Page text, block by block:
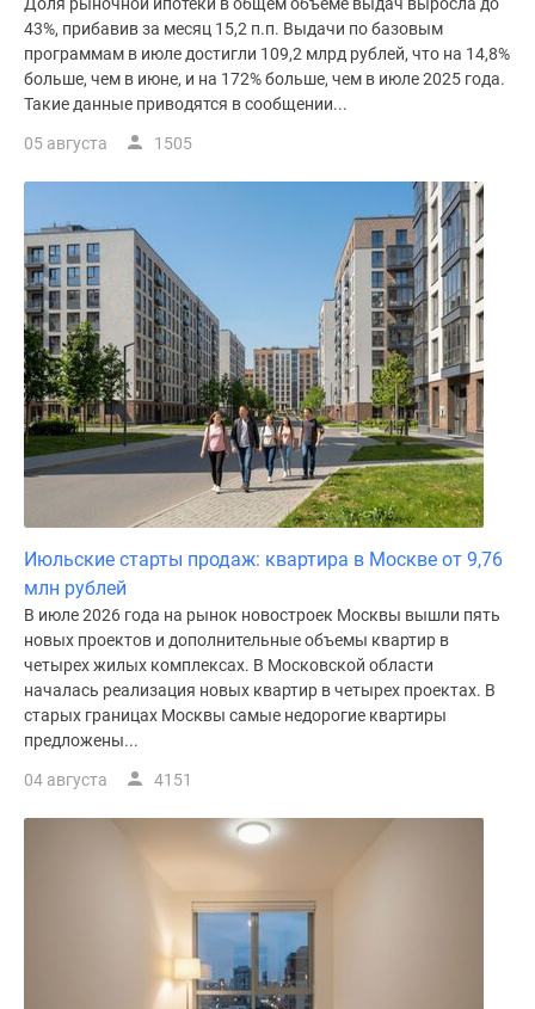
43%, прибавив за месяц 15,2 п.п. Выдачи по базовым
программам в июле достигли 109,2 млрд рублей, что на 14,8%
больше, чем в июне, и на 172% больше, чем в июле 2025 года.
Такие данные приводятся в сообщении...
05 августа 1505
Июльские старты продаж: квартира в Москве от 9,76
млн рублей
В июле 2026 года на рынок новостроек Москвы вышли пять
новых проектов и дополнительные объемы квартир в
четырех жилых комплексах. В Московской области
началась реализация новых квартир в четырех проектах. В
старых границах Москвы самые недорогие квартиры
предложены...
04 августа 4151